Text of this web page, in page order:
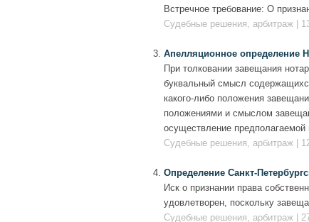
Встречное требование: О
Судебные решения, арбитраж |
Апелляционное определение
При толковании завещания
буквальный смысл
какого-либо положения
положениями и смыслом
осуществление
Судебные решения, арбитраж |
Определение Санкт-
Иск о признании права
удовлетворен, поскольку
Судебные решения, арбитраж |